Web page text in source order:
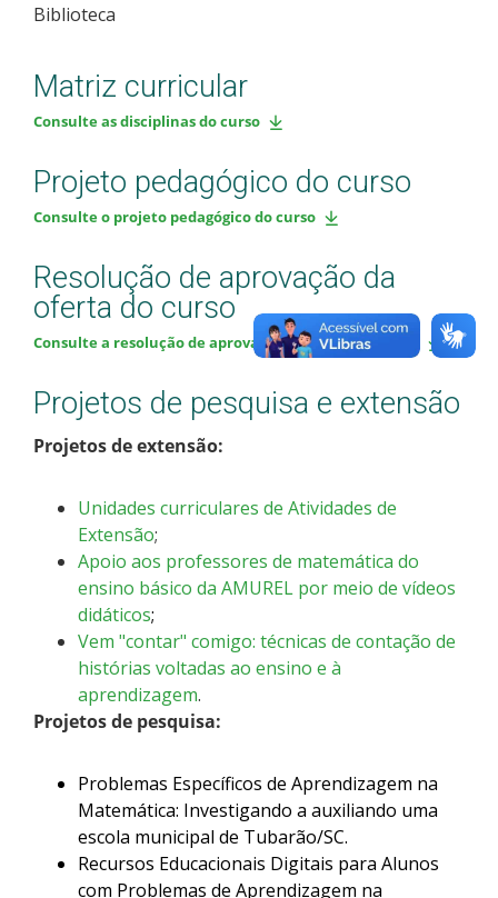
Biblioteca
Matriz curricular
Consulte as disciplinas do curso
Projeto pedagógico do curso
Consulte o projeto pedagógico do curso
Resolução de aprovação da
oferta do curso
Consulte a resolução de aprovação da oferta do curso
Projetos de pesquisa e extensão
Projetos de extensão:
Unidades curriculares de Atividades de
Extensão;
Apoio aos professores de matemática do
ensino básico da AMUREL por meio de vídeos
didáticos;
Vem "contar" comigo: técnicas de contação de
histórias voltadas ao ensino e à
aprendizagem.
Projetos de pesquisa:
Problemas Específicos de Aprendizagem na
Matemática: Investigando a auxiliando uma
escola municipal de Tubarão/SC.
Recursos Educacionais Digitais para Alunos
com Problemas de Aprendizagem na